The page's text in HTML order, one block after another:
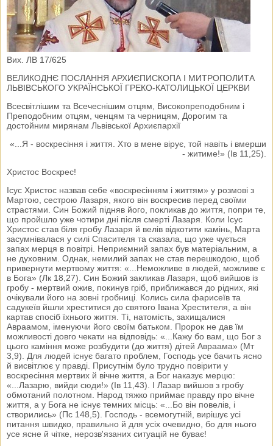
Вих. ЛВ 17/625
ВЕЛИКОДНЄ ПОСЛАННЯ АРХИЄПИСКОПА І МИТРОПОЛИТА
ЛЬВІВСЬКОГО УКРАЇНСЬКОЇ ГРЕКО-КАТОЛИЦЬКОЇ ЦЕРКВИ
Всесвітлішим та Всечеснішим отцям, Високопреподобним і
Преподобним отцям, ченцям та черницям, Дорогим та
достойним мирянам Львівської Архиєпархії
«...Я - воскресіння і життя. Хто в мене вірує, той навіть і вмерши
- житиме!» (Ів 11,25).
Христос Воскрес!
Ісуc Христос назвав себе «воскресінням і життям» у розмові з
Мартою, сестрою Лазаря, якого він воскресив перед своїми
страстями. Син Божий підняв його, покликав до життя, попри те,
що пройшло уже чотири дні після смерті Лазаря. Коли Ісус
Христос став біля гробу Лазаря й велів відкотити камінь, Марта
засумнівалася у силі Спасителя та сказала, що уже чується
запах мерця в повітрі. Неприємний запах був матеріальним, а
не духовним. Однак, немилий запах не став перешкодою, щоб
привернути мертвому життя: «...Неможливе в людей, можливе є
в Бога» (Лк 18,27). Син Божий закликав Лазаря, щоб вийшов із
гробу - мертвий ожив, покинув гріб, приближався до рідних, які
очікували його на зовні гробниці. Колись сила фарисеїв та
садукеїв йшли хреститися до святого Івана Хрестителя, а він
картав спосіб їхнього життя. Ті, натомість, захищалися
Авраамом, іменуючи його своїм батьком. Пророк не дав їм
можливості довго чекати на відповідь: «...Кажу бо вам, що Бог з
цього каміння може розбудити (до життя) дітей Авраама» (Мт
3,9). Для людей існує багато проблем, Господь усе бачить ясно
й висвітлює у правді. Присутнім було трудно повірити у
воскресіння мертвих й вічне життя, а Бог наказує мерцю:
«...Лазарю, вийди сюди!» (Ів 11,43). І Лазар вийшов з гробу
обмотаний полотном. Народ тяжко приймає правду про вічне
життя, а у Бога не існує темних місць: «...Бо він повелів, і
створились» (Пс 148,5). Господь - всемогутній, вирішує усі
питання швидко, правильно й для усіх очевидно, бо для нього
усе ясне й чітке, нерозв'язаних ситуацій не буває!